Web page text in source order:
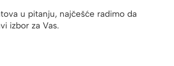
u pitanju, najčešće radimo da
izbor za Vas.